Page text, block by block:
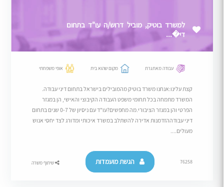
למשרד בוטיק, מוביל דרוש/ה עו"ד בתחום
די�...
עבודה מאתגרת מקום שהוא בית אופי משפחתי
קצת עלינו:אנחנו משרד בוטיק מהמובילים בישראל בתחום דיני עבודה.
המשרד מתמחה בכל תחומי משפט העבודה הקיבוצי והאישי, הן במגזר
הפרטי והן במגזר הציבורי.מה מחפשים?עו"ד עם ניסיון של 0-7 שנים בתחום
דיני עבודההזדמנות אדירה להשתלב במשרד איכותי ומדורג לצד יחסי אנוש
מעולים....
76258 הגשת מועמדות שיתוף משרה